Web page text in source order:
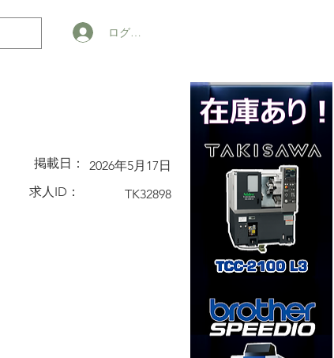
ログイン
2026年5月17日
掲載日：
TK32898
求人ID：